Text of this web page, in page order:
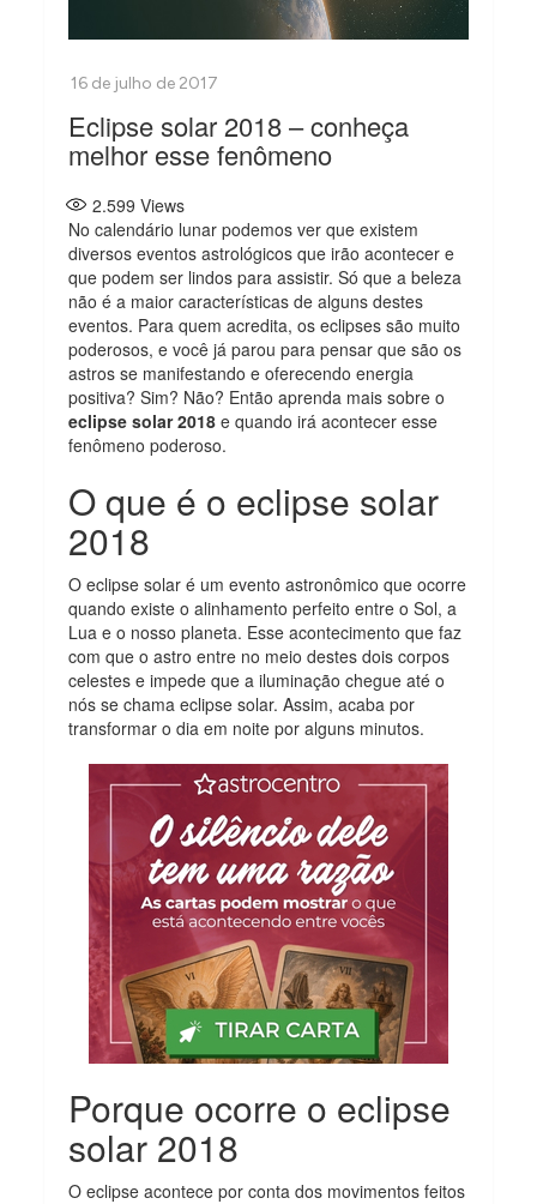
Eclipse solar 2018 – conheça
melhor esse fenômeno
2.599 Views
No calendário lunar podemos ver que existem
diversos eventos astrológicos que irão acontecer e
que podem ser lindos para assistir. Só que a beleza
não é a maior características de alguns destes
eventos. Para quem acredita, os eclipses são muito
poderosos, e você já parou para pensar que são os
astros se manifestando e oferecendo energia
positiva? Sim? Não? Então aprenda mais sobre o
eclipse solar 2018 e quando irá acontecer esse
fenômeno poderoso.
O que é o eclipse solar
2018
O eclipse solar é um evento astronômico que ocorre
quando existe o alinhamento perfeito entre o Sol, a
Lua e o nosso planeta. Esse acontecimento que faz
com que o astro entre no meio destes dois corpos
celestes e impede que a iluminação chegue até o
nós se chama eclipse solar. Assim, acaba por
transformar o dia em noite por alguns minutos.
Porque ocorre o eclipse
solar 2018
O eclipse acontece por conta dos movimentos feitos